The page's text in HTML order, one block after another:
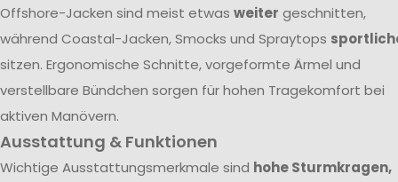
Offshore-Jacken sind meist etwas weiter geschnitten,
während Coastal-Jacken, Smocks und Spraytops
sitzen. Ergonomische Schnitte, vorgeformte Ärmel und
verstellbare Bündchen sorgen für hohen Tragekomfort bei
aktiven Manövern.
Ausstattung & Funktionen
Wichtige Ausstattungsmerkmale sind hohe Sturmkragen,